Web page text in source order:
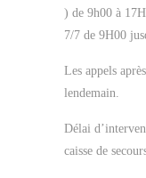
) de 9h00 à
7/7 de 9H00
Les appels
lendemain.
Délai
caisse de